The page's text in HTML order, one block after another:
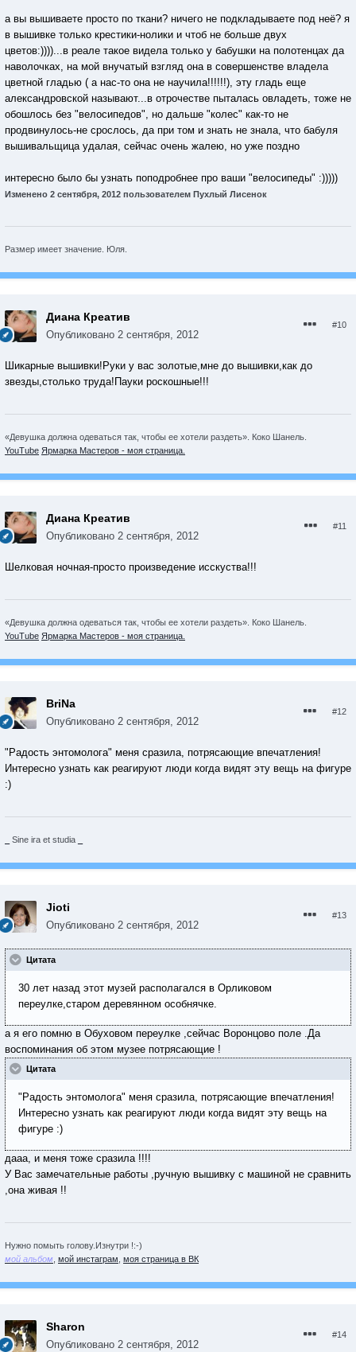
а вы вышиваете просто по ткани? ничего не подкладываете под неё? я
в вышивке только крестики-нолики и чтоб не больше двух
цветов:))))...в реале такое видела только у бабушки на полотенцах да
наволочках, на мой внучатый взгляд она в совершенстве владела
цветной гладью ( а нас-то она не научила!!!!!!), эту гладь еще
александровской называют...в отрочестве пыталась овладеть, тоже не
обошлось без "велосипедов", но дальше "колес" как-то не
продвинулось-не срослось, да при том и знать не знала, что бабуля
вышивальщица удалая, сейчас очень жалею, но уже поздно
интересно было бы узнать поподробнее про ваши "велосипеды" :)))))
Изменено 2 сентября, 2012 пользователем Пухлый Лисенок
Размер имеет значение. Юля.
Диана Креатив
Опубликовано 2 сентября, 2012
#10
Шикарные вышивки!Руки у вас золотые,мне до вышивки,как до
звезды,столько труда!Пауки роскошные!!!
«Девушка должна одеваться так, чтобы ее хотели раздеть». Коко Шанель.
YouTube Ярмарка Мастеров - моя страница.
Диана Креатив
Опубликовано 2 сентября, 2012
#11
Шелковая ночная-просто произведение исскуства!!!
«Девушка должна одеваться так, чтобы ее хотели раздеть». Коко Шанель.
YouTube Ярмарка Мастеров - моя страница.
BriNa
Опубликовано 2 сентября, 2012
#12
"Радость энтомолога" меня сразила, потрясающие впечатления!
Интересно узнать как реагируют люди когда видят эту вещь на фигуре
:)
Sine ira et studia
Jioti
Опубликовано 2 сентября, 2012
#13
Цитата
30 лет назад этот музей располагался в Орликовом
переулке,старом деревянном особнячке.
а я его помню в Обуховом переулке ,сейчас Воронцово поле .Да
воспоминания об этом музее потрясающие !
Цитата
"Радость энтомолога" меня сразила, потрясающие впечатления!
Интересно узнать как реагируют люди когда видят эту вещь на
фигуре :)
дааа, и меня тоже сразила !!!!
У Вас замечательные работы ,ручную вышивку с машиной не сравнить
,она живая !!
Нужно помыть голову.Изнутри !:-)
мой альбом мой инстаграм моя страница в ВК
Sharon
Опубликовано 2 сентября, 2012
#14